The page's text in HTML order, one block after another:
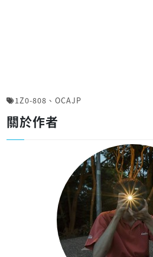
1Z0-808 、 OCAJP
關於作者